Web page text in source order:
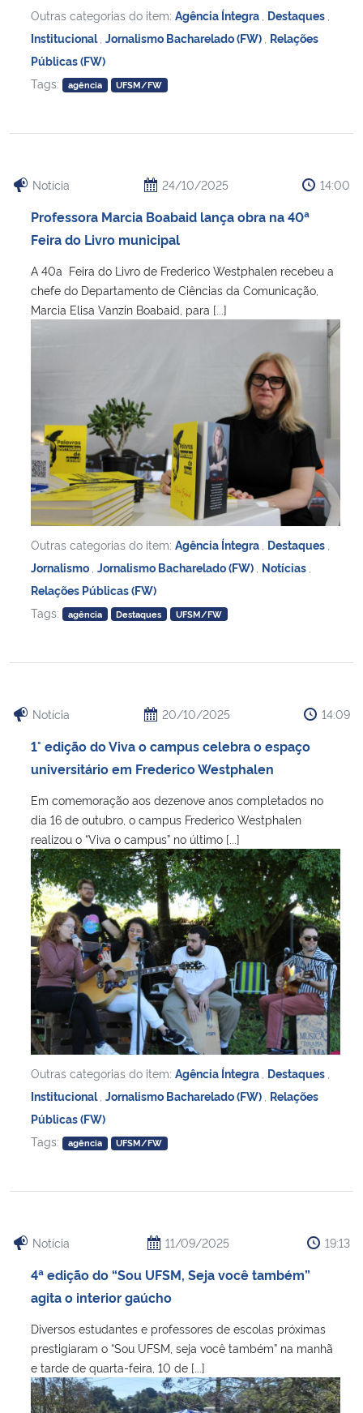
Outras categorias do item: Agência Íntegra Destaques
Institucional Jornalismo Bacharelado (FW) Relações
Públicas (FW)
Tags:
agência UFSM/FW
Notícia 24/10/2025 14:00
Professora Marcia Boabaid lança obra na 40ª
Feira do Livro municipal
A 40a Feira do Livro de Frederico Westphalen recebeu a
chefe do Departamento de Ciências da Comunicação,
Marcia Elisa Vanzin Boabaid, para [...]
Outras categorias do item: Agência Íntegra Destaques
Jornalismo
Jornalismo Bacharelado (FW) Notícias
Relações Públicas (FW)
Tags:
agência Destaques UFSM/FW
Notícia 20/10/2025 14:09
1° edição do Viva o campus celebra o espaço
universitário em Frederico Westphalen
Em comemoração aos dezenove anos completados no
dia 16 de outubro, o campus Frederico Westphalen
realizou o “Viva o campus” no último [...]
Outras categorias do item: Agência Íntegra Destaques
Institucional Jornalismo Bacharelado (FW) Relações
Públicas (FW)
Tags:
agência UFSM/FW
Notícia 11/09/2025 19:13
4ª edição do “Sou UFSM, Seja você também”
agita o interior gaúcho
Diversos estudantes e professores de escolas próximas
prestigiaram o “Sou UFSM, seja você também” na manhã
e tarde de quarta-feira, 10 de [...]